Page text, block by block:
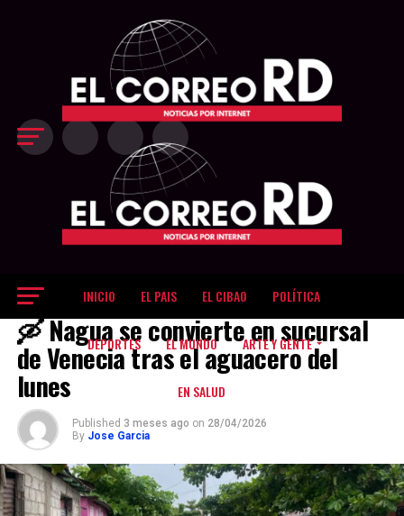
INICIO EL PAIS EL CIBAO POLÍTICA
DEPORTES EL MUNDO ARTE Y GENTE
EN SALUD
EL PAIS
🛶 Nagua se convierte en sucursal
de Venecia tras el aguacero del
lunes
Published 3 meses ago on 28/04/2026
By Jose Garcia
Exit mobile version